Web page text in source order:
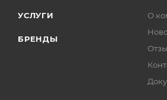
УСЛУГИ
БРЕНДЫ
О